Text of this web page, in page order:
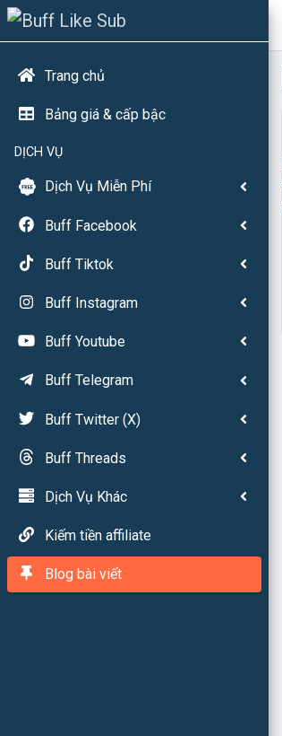
Trang chủ
Bảng giá & cấp bậc
DỊCH VỤ
Dịch Vụ Miễn Phí
Buff Facebook
Buff Tiktok
Buff Instagram
Buff Youtube
Buff Telegram
Buff Twitter (X)
Buff Threads
Dịch Vụ Khác
Kiếm tiền affiliate
Blog bài viết